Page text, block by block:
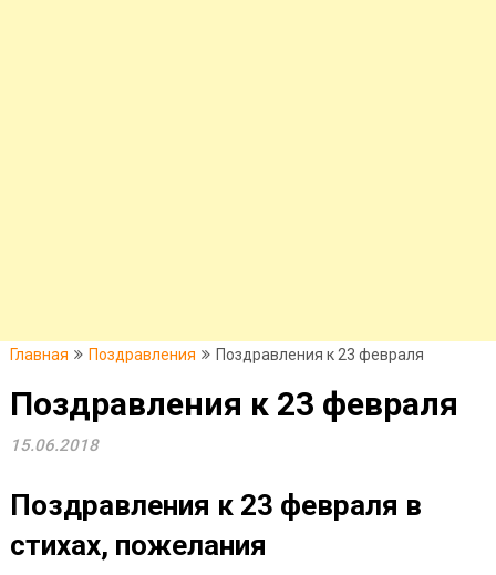
Главная Поздравления Поздравления к 23 февраля
Поздравления к 23 февраля
15.06.2018
Поздравления к 23 февраля в
стихах, пожелания